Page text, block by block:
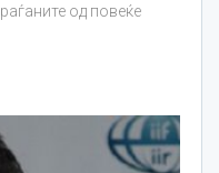
од повеќе